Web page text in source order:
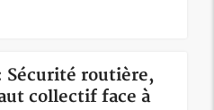
Sécurité routière,
collectif face à